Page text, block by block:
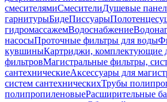
смесителямиСмесителиДушевые
гарнитурыБидеПиссуары
гидромассажемВодоснабжение
насосыПроточные фильтры для воды
кувшиныКартриджи, комплектующие
фильтровМагистральные фильтры,
сантехническиеАксессуары для
систем сантехническихТрубы
полипропиленовыеРасширительные